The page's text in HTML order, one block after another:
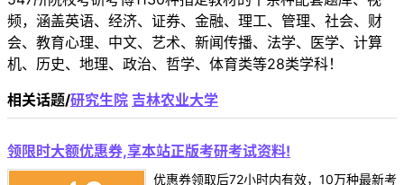
频，涵盖英语、经济、证券、金融、理工、管理、社会、财
会、教育心理、中文、艺术、新闻传播、法学、医学、计算
机、历史、地理、政治、哲学、体育类等28类学科！
相关话题/研究生院 吉林农业大学
领限时大额优惠券,享本站正版考研考试资料!
优惠券领取后72小时内有效，10万种最新考